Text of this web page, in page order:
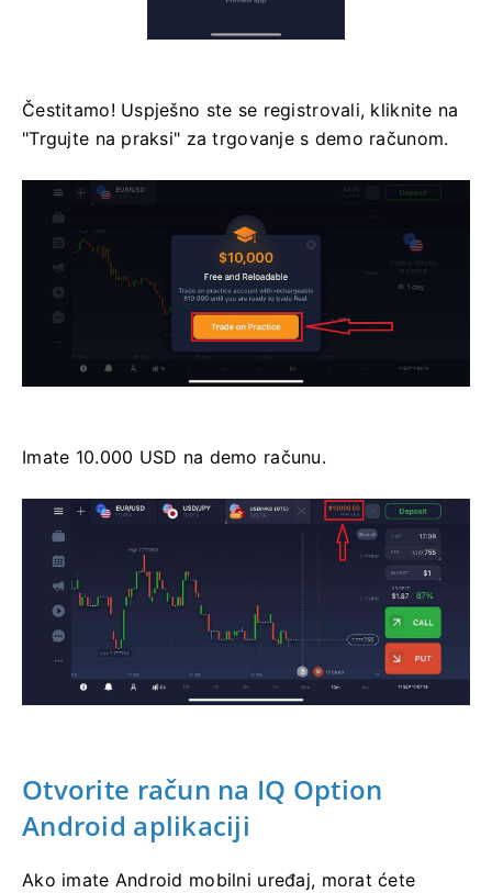
Čestitamo! Uspješno ste se registrovali, kliknite na
"Trgujte na praksi" za trgovanje s demo računom.
Imate 10.000 USD na demo računu.
Otvorite račun na IQ Option
Android aplikaciji
Ako imate Android mobilni uređaj, morat ćete